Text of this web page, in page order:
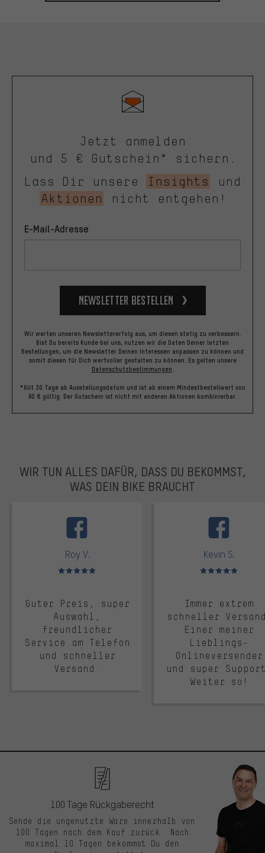
Jetzt anmelden
und 5 € Gutschein* sichern.
Lass Dir unsere
Insights
und
Aktionen
nicht entgehen!
E-Mail-Adresse
Newsletter bestellen
Wir werten unseren Newslettererfolg aus, um diesen stetig zu verbessern.
Bist Du bereits Kunde bei uns, nutzen wir die Daten Deiner letzten
Bestellungen, um die Newsletter Deinen Interessen anpassen zu können und
somit diesen für Dich wertvoller gestalten zu können. Es gelten unsere
Datenschutzbestimmungen.
*Gilt 30 Tage ab Ausstellungsdatum und ist ab einem Mindestbestellwert von
60 € gültig. Der Gutschein ist nicht mit anderen Aktionen kombinierbar.
WIR TUN ALLES DAFÜR, DASS DU BEKOMMST,
WAS DEIN BIKE BRAUCHT
Roy V.
Bewertungen: 5 von 5
Guter Preis, super
Auswahl,
freundlicher
Service am Telefon
und schneller
Versand.
Kevin S.
Bewertungen: 5 von 5
Immer extrem
schneller
Einer meiner
Lieblings-
Onlineversender
und super
Weiter so!
100 Tage Rückgaberecht
Sende die ungenutzte Ware innerhalb von
100 Tagen nach dem Kauf zurück. Nach
maximal 10 Tagen bekommst Du den